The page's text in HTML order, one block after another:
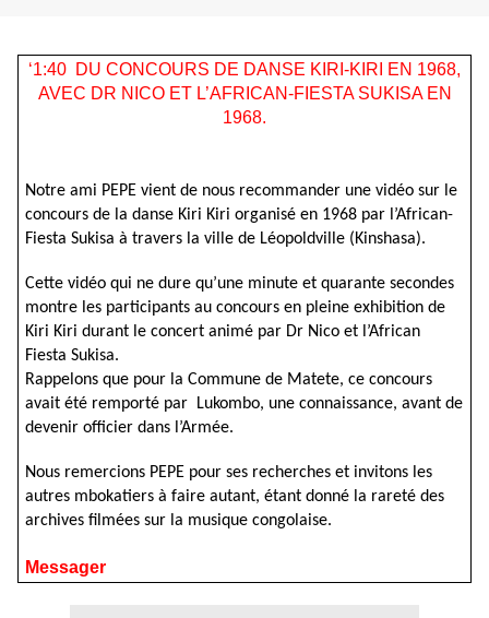
‘1:40 DU CONCOURS DE DANSE KIRI-KIRI EN 1968,
AVEC DR NICO ET L’AFRICAN-FIESTA SUKISA EN
1968.
Notre ami PEPE vient de nous recommander une vidéo sur le
concours de la danse Kiri Kiri organisé en 1968 par l’African-
Fiesta Sukisa à travers la ville de Léopoldville (Kinshasa).
Cette vidéo qui ne dure qu’une minute et quarante secondes
montre les participants au concours en pleine exhibition de
Kiri Kiri durant le concert animé par Dr Nico et l’African
Fiesta Sukisa.
Rappelons que pour la Commune de Matete, ce concours
avait été remporté par Lukombo, une connaissance, avant de
devenir officier dans l’Armée.
Nous remercions PEPE pour ses recherches et invitons les
autres mbokatiers à faire autant, étant donné la rareté des
archives filmées sur la musique congolaise.
Messager